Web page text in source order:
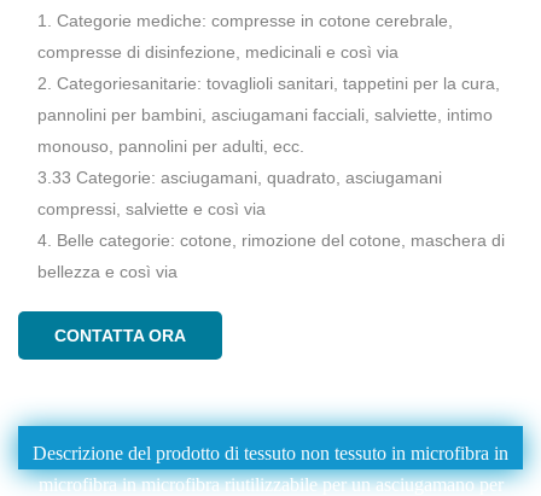
1. Categorie mediche: compresse in cotone cerebrale,
compresse di disinfezione, medicinali e così via
2. Categoriesanitarie: tovaglioli sanitari, tappetini per la cura,
pannolini per bambini, asciugamani facciali, salviette, intimo
monouso, pannolini per adulti, ecc.
3.33 Categorie: asciugamani, quadrato, asciugamani
compressi, salviette e così via
4. Belle categorie: cotone, rimozione del cotone, maschera di
bellezza e così via
CONTATTA ORA
Descrizione del prodotto di tessuto non tessuto in microfibra in
microfibra in microfibra riutilizzabile per un asciugamano per